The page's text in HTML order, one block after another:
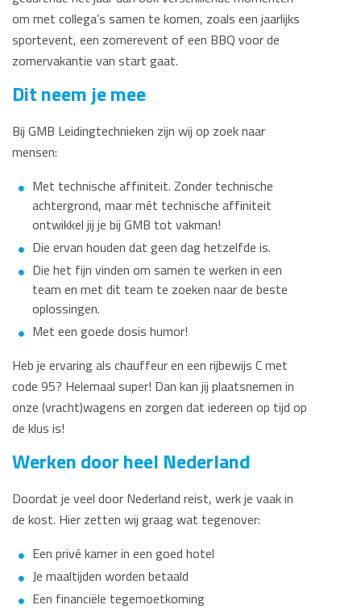
om met collega’s samen te komen, zoals een jaarlijks
sportevent, een zomerevent of een BBQ voor de
zomervakantie van start gaat.
Dit neem je mee
Bij GMB Leidingtechnieken zijn wij op zoek naar
mensen:
Met technische affiniteit. Zonder technische
achtergrond, maar mét technische affiniteit
ontwikkel jij je bij GMB tot vakman!
Die ervan houden dat geen dag hetzelfde is.
Die het fijn vinden om samen te werken in een
team en met dit team te zoeken naar de beste
oplossingen.
Met een goede dosis humor!
Heb je ervaring als chauffeur en een rijbewijs C met
code 95? Helemaal super! Dan kan jij plaatsnemen in
onze (vracht)wagens en zorgen dat iedereen op tijd op
de klus is!
Werken door heel Nederland
Doordat je veel door Nederland reist, werk je vaak in
de kost. Hier zetten wij graag wat tegenover:
Een privé kamer in een goed hotel
Je maaltijden worden betaald
Een financiële tegemoetkoming